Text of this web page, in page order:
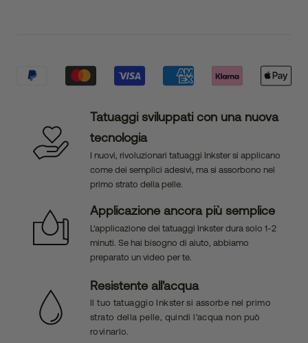
Tatuaggi sviluppati con una nuova
tecnologia
I nuovi, rivoluzionari tatuaggi Inkster si applicano
come dei semplici adesivi, ma si assorbono nel
primo strato della pelle.
Applicazione ancora più semplice
L'applicazione dei tatuaggi Inkster dura solo 1-2
minuti. Se hai bisogno di aiuto, abbiamo
preparato un video per te.
Resistente all'acqua
Il tuo tatuaggio Inkster si assorbe nel primo
strato della pelle, quindi l'acqua non può
rovinarlo.